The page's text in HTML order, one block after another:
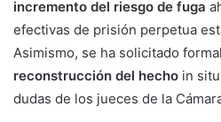
incremento del riesgo de fuga
efectivas de prisión perpetua
Asimismo, se ha solicitado
reconstrucción del hecho in
dudas de los jueces de la